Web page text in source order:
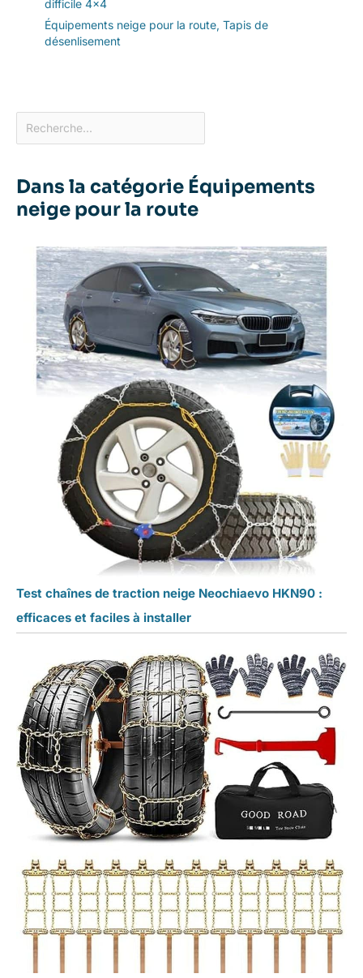
difficile 4×4
Équipements neige pour la route, Tapis de
désenlisement
Dans la catégorie Équipements
neige pour la route
Test chaînes de traction neige Neochiaevo HKN90 :
efficaces et faciles à installer